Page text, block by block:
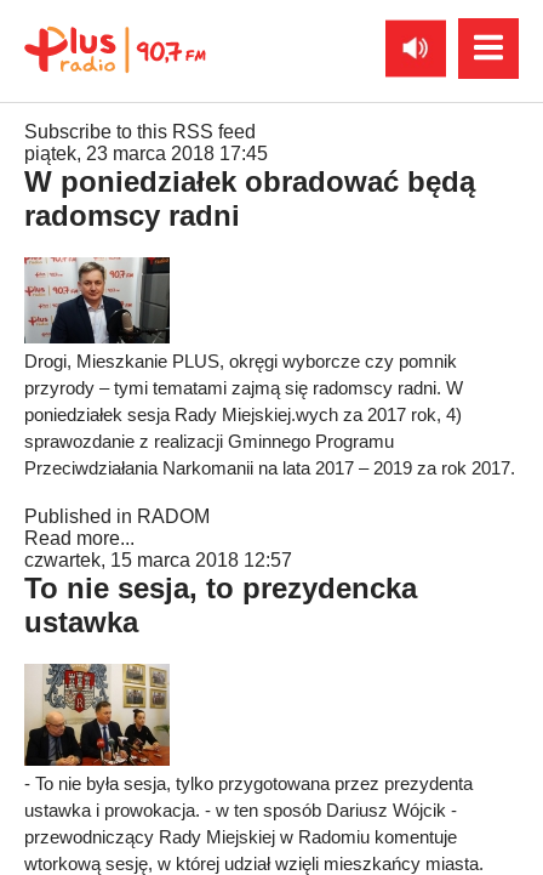
Subscribe to this RSS feed
piątek, 23 marca 2018 17:45
W poniedziałek obradować będą
radomscy radni
Drogi, Mieszkanie PLUS, okręgi wyborcze czy pomnik
przyrody – tymi tematami zajmą się radomscy radni. W
poniedziałek sesja Rady Miejskiej.wych za 2017 rok, 4)
sprawozdanie z realizacji Gminnego Programu
Przeciwdziałania Narkomanii na lata 2017 – 2019 za rok 2017.
Published in RADOM
Read more...
czwartek, 15 marca 2018 12:57
To nie sesja, to prezydencka
ustawka
- To nie była sesja, tylko przygotowana przez prezydenta
ustawka i prowokacja. - w ten sposób Dariusz Wójcik -
przewodniczący Rady Miejskiej w Radomiu komentuje
wtorkową sesję, w której udział wzięli mieszkańcy miasta.